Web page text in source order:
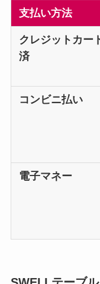
支払い方法
クレジットカー
済
コンビニ払い
電子マネー